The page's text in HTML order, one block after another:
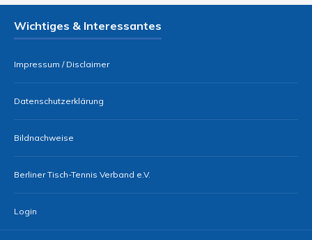
Wichtiges & Interessantes
Impressum / Disclaimer
Datenschutzerklärung
Bildnachweise
Berliner Tisch-Tennis Verband e.V.
Login